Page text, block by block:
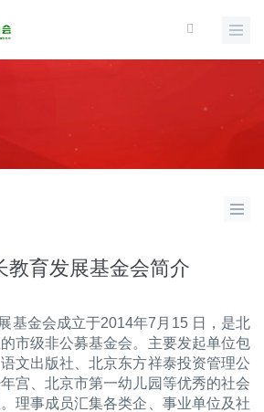
教育发展基金会简介
金会成立于2014年7月15 日，是北
市级非公募基金会。主要发起单位包
文出版社、北京东方祥泰投资管理公
宫、北京市第一幼儿园等优秀的社会
理事成员汇集各类企、事业单位及社